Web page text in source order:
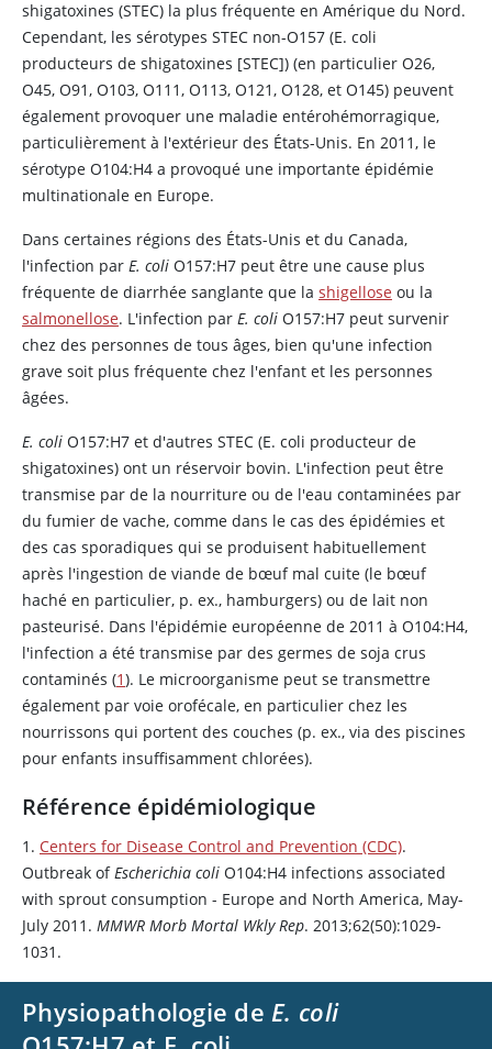
shigatoxines (STEC) la plus fréquente en Amérique du Nord.
Cependant, les sérotypes STEC non-O157 (E. coli
producteurs de shigatoxines [STEC]) (en particulier O26,
O45, O91, O103, O111, O113, O121, O128, et O145) peuvent
également provoquer une maladie entérohémorragique,
particulièrement à l'extérieur des États-Unis. En 2011, le
sérotype O104:H4 a provoqué une importante épidémie
multinationale en Europe.
Dans certaines régions des États-Unis et du Canada,
l'infection par E. coli O157:H7 peut être une cause plus
fréquente de diarrhée sanglante que la shigellose ou la
salmonellose. L'infection par E. coli O157:H7 peut survenir
chez des personnes de tous âges, bien qu'une infection
grave soit plus fréquente chez l'enfant et les personnes
âgées.
E. coli O157:H7 et d'autres STEC (E. coli producteur de
shigatoxines) ont un réservoir bovin. L'infection peut être
transmise par de la nourriture ou de l'eau contaminées par
du fumier de vache, comme dans le cas des épidémies et
des cas sporadiques qui se produisent habituellement
après l'ingestion de viande de bœuf mal cuite (le bœuf
haché en particulier, p. ex., hamburgers) ou de lait non
pasteurisé. Dans l'épidémie européenne de 2011 à O104:H4,
l'infection a été transmise par des germes de soja crus
contaminés (1). Le microorganisme peut se transmettre
également par voie orofécale, en particulier chez les
nourrissons qui portent des couches (p. ex., via des piscines
pour enfants insuffisamment chlorées).
Référence épidémiologique
1. Centers for Disease Control and Prevention (CDC).
Outbreak ofEscherichia coli O104:H4 infections associated
with sprout consumption - Europe and North America, May-
July 2011. MMWR Morb Mortal Wkly Rep. 2013;62(50):1029-
1031.
Physiopathologie deE. coli